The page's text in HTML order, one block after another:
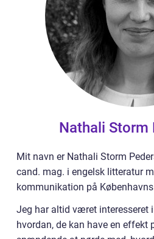
Nathali Storm
Mit navn er Nathali Storm
cand. mag. i engelsk litteratur
kommunikation på
Jeg har altid været interesseret
hvordan, de kan have en effekt